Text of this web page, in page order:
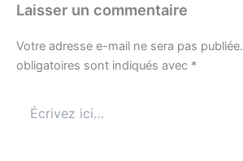
Laisser un commentaire
Votre adresse e-mail ne sera pas publiée.
obligatoires sont indiqués avec *
ici…